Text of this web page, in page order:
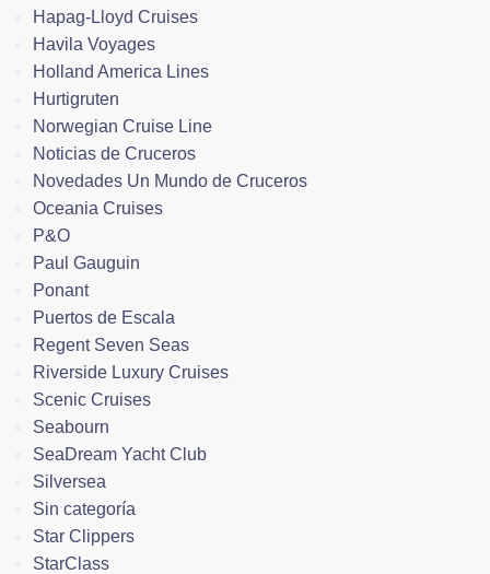
Hapag-Lloyd Cruises
Havila Voyages
Holland America Lines
Hurtigruten
Norwegian Cruise Line
Noticias de Cruceros
Novedades Un Mundo de Cruceros
Oceania Cruises
P&O
Paul Gauguin
Ponant
Puertos de Escala
Regent Seven Seas
Riverside Luxury Cruises
Scenic Cruises
Seabourn
SeaDream Yacht Club
Silversea
Sin categoría
Star Clippers
StarClass